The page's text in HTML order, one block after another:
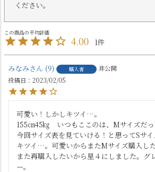
ください。
4.00 1
みなみ 9 購入者
非公開
投稿日
2023/02/05
可愛い！しかしキツイ…。
155㎝45㎏　いつもここのは、Mサイズだ
今回サイズ表を見ていける！と思ってSサ
キツイ…。可愛いからまたMサイズ購入した
また再購入したいから星４にしました。グ
ー。